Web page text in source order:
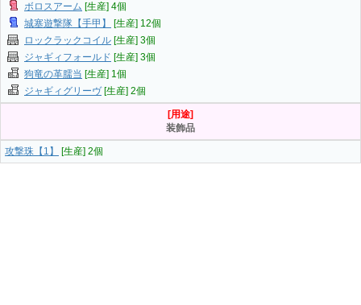
ボロスアーム [生産] 4個
城塞遊撃隊【手甲】
[生産] 12個
ロックラックコイル [生産] 3個
ジャギィフォールド [生産] 3個
狗竜の革臑当 [生産] 1個
ジャギィグリーヴ [生産] 2個
[用途]
装飾品
攻撃珠【1】 [生産] 2個